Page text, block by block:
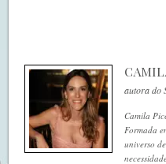
autora do
Camila
Formada
universo